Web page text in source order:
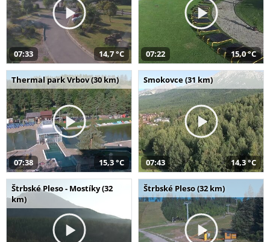
07:33 14,7 °C 07:22 15,0 °C
Thermal park Vrbov (30 km)
07:38 15,3 °C
Smokovce (31 km)
07:43 14,3 °C
Štrbské Pleso - Mostíky (32
km)
Štrbské Pleso (32 km)